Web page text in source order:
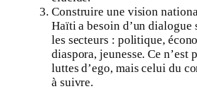
Construire une vision
Haïti a besoin d’un dialogue
les secteurs : politique,
diaspora, jeunesse. Ce n’est
luttes d’ego, mais celui du
à suivre.